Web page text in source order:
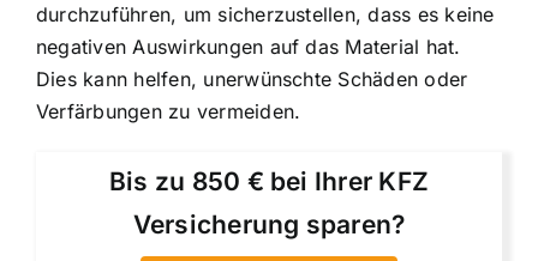
durchzuführen, um sicherzustellen, dass es keine
negativen Auswirkungen auf das Material hat.
Dies kann helfen, unerwünschte Schäden oder
Verfärbungen zu vermeiden.
Bis zu 850 € bei Ihrer KFZ
Versicherung sparen?